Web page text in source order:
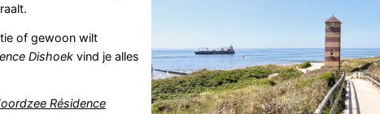
of gewoon wilt
Dishoekvind je alles
Résidence